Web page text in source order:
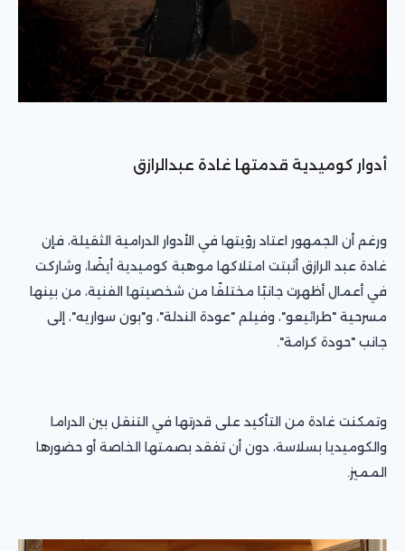
أدوار كوميدية قدمتها غادة عبدالرازق
ورغم أن الجمهور اعتاد رؤيتها في الأدوار الدرامية الثقيلة، فإن
غادة عبد الرازق أثبتت امتلاكها موهبة كوميدية أيضًا، وشاركت
في أعمال أظهرت جانبًا مختلفًا من شخصيتها الفنية، من بينها
مسرحية "طرائيعو"، وفيلم "عودة الندلة"، و"بون سواريه"، إلى
جانب "حودة كرامة".
وتمكنت غادة من التأكيد على قدرتها في التنقل بين الدراما
والكوميديا بسلاسة، دون أن تفقد بصمتها الخاصة أو حضورها
المميز.